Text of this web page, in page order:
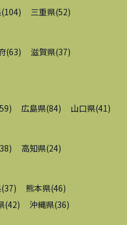
(104) 三重県(52)
(63) 滋賀県(37)
59) 広島県(84) 山口県(41)
38) 高知県(24)
(37) 熊本県(46)
(42) 沖縄県(36)